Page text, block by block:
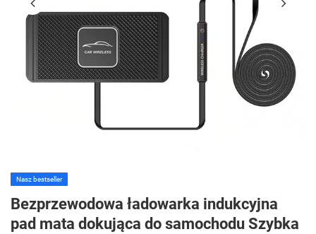
Nasz bestseller
Bezprzewodowa ładowarka indukcyjna
pad mata dokująca do samochodu Szybka